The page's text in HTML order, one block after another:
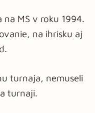
MS v roku 1994.
na ihrisku aj
turnaja, nemuseli
turnaji.